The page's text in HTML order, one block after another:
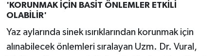
'KORUNMAK İÇİN BASİT ÖNLEMLER ETKİLİ
OLABİLİR'
Yaz aylarında sinek ısırıklarından korunmak için
alınabilecek önlemleri sıralayan Uzm. Dr. Vural,